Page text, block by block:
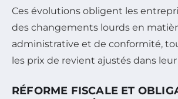
Ces évolutions obligent les
des changements lourds en
administrative et de conformité,
les prix de revient ajustés dans
RÉFORME FISCALE ET